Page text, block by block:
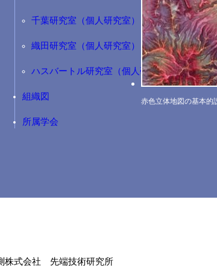
千葉研究室（個人研究室）
織田研究室（個人研究室）
ハスバートル研究室（個人研究室）
組織図
所属学会
赤色立体地図の基本的
株式会社 先端技術研究所